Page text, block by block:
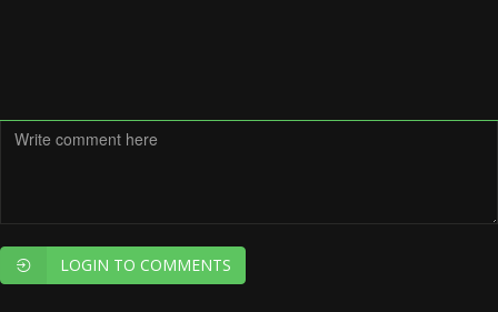
LOGIN TO COMMENTS